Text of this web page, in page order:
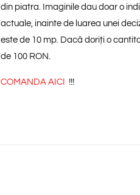
din piatra. Imaginile dau doar o
actuale, inainte de luarea unei
este de 10 mp. Dacă doriți o
de 100 RON.
COMANDA AICI !!!